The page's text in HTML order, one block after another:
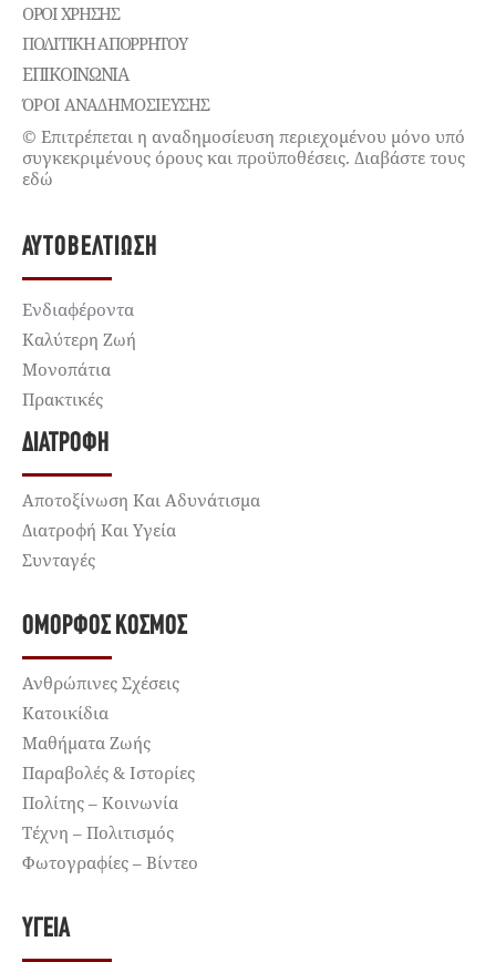
ΌΡΟΙ ΧΡΉΣΗΣ
ΠΟΛΙΤΙΚΉ ΑΠΟΡΡΉΤΟΥ
ΕΠΙΚΟΙΝΩΝΊΑ
ΌΡΟΙ ΑΝΑΔΗΜΟΣΙΕΥΣΗΣ
© Επιτρέπεται η αναδημοσίευση περιεχομένου μόνο υπό
συγκεκριμένους όρους και προϋποθέσεις. Διαβάστε τους
εδώ
ΑΥΤΟΒΕΛΤΊΩΣΗ
Ενδιαφέροντα
Καλύτερη Ζωή
Μονοπάτια
Πρακτικές
ΔΙΑΤΡΟΦΉ
Αποτοξίνωση Και Αδυνάτισμα
Διατροφή Και Υγεία
Συνταγές
ΌΜΟΡΦΟΣ ΚΌΣΜΟΣ
Ανθρώπινες Σχέσεις
Κατοικίδια
Μαθήματα Ζωής
Παραβολές & Ιστορίες
Πολίτης – Κοινωνία
Τέχνη – Πολιτισμός
Φωτογραφίες – Βίντεο
ΥΓΕΊΑ